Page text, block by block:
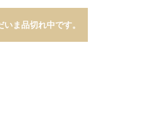
いま品切れ中です。